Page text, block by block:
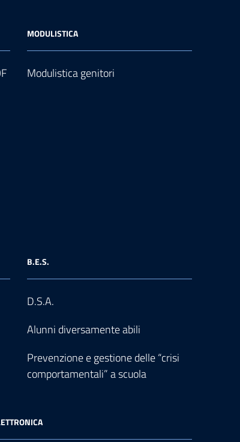
MODULISTICA
Modulistica genitori
B.E.S.
D.S.A.
Alunni diversamente abili
Prevenzione e gestione delle “crisi
comportamentali” a scuola